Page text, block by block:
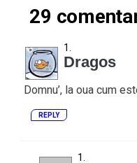
29
Dragos
Domnu’, la oua cum
REPLY